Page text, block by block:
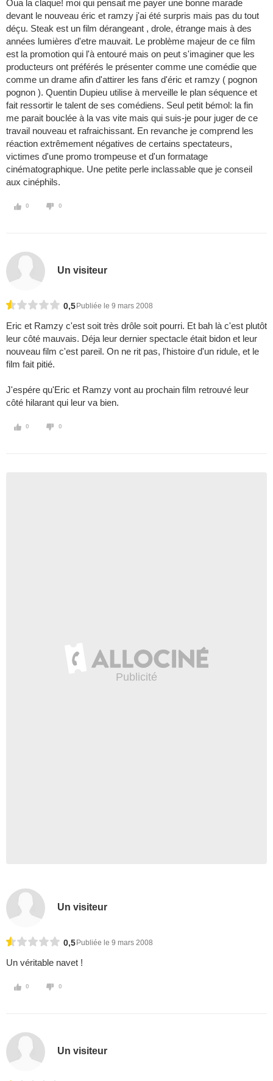
Oua la claque! moi qui pensait me payer une bonne marade
devant le nouveau éric et ramzy j'ai été surpris mais pas du tout
déçu. Steak est un film dérangeant , drole, étrange mais à des
années lumières d'etre mauvait. Le problème majeur de ce film
est la promotion qui l'à entouré mais on peut s'imaginer que les
producteurs ont préférés le présenter comme une comédie que
comme un drame afin d'attirer les fans d'éric et ramzy ( pognon
pognon ). Quentin Dupieu utilise à merveille le plan séquence et
fait ressortir le talent de ses comédiens. Seul petit bémol: la fin
me parait bouclée à la vas vite mais qui suis-je pour juger de ce
travail nouveau et rafraichissant. En revanche je comprend les
réaction extrêmement négatives de certains spectateurs,
victimes d'une promo trompeuse et d'un formatage
cinématographique. Une petite perle inclassable que je conseil
aux cinéphils.
0 0
Un visiteur
0,5 Publiée le 9 mars 2008
Eric et Ramzy c'est soit très drôle soit pourri. Et bah là c'est plutôt
leur côté mauvais. Déja leur dernier spectacle était bidon et leur
nouveau film c'est pareil. On ne rit pas, l'histoire d'un ridule, et le
film fait pitié.
J'espére qu'Eric et Ramzy vont au prochain film retrouvé leur
côté hilarant qui leur va bien.
0 0
Un visiteur
0,5 Publiée le 9 mars 2008
Un véritable navet !
0 0
Un visiteur